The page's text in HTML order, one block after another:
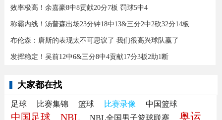
效率极高！余嘉豪8中8贡献20分7板 罚球5中4
称霸内线！汤普森出场23分钟18中13&三分2中2砍32分14板
布伦森：唐斯的表现太不可思议了 我们很高兴球队赢了
发挥稳定！吴前12中6&三分8中4贡献17分3板2助1断
大家都在找
足球 比赛集锦 篮球 比赛录像 中国篮球
中国足球 NBL NBL全国男子篮球联赛 奥运